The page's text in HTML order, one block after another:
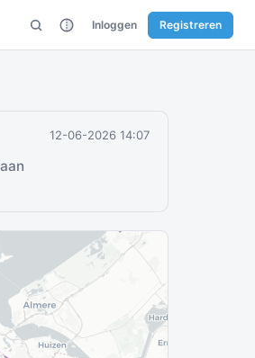
Inloggen Registreren
12-06-2026 14:07